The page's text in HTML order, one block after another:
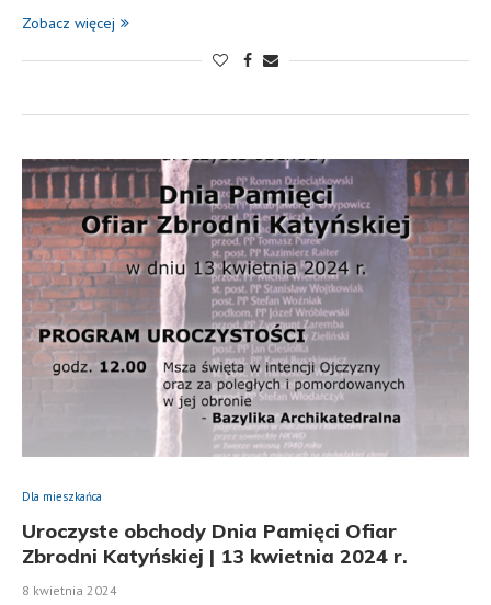
Zobacz więcej
Dla mieszkańca
Uroczyste obchody Dnia Pamięci Ofiar
Zbrodni Katyńskiej | 13 kwietnia 2024 r.
8 kwietnia 2024